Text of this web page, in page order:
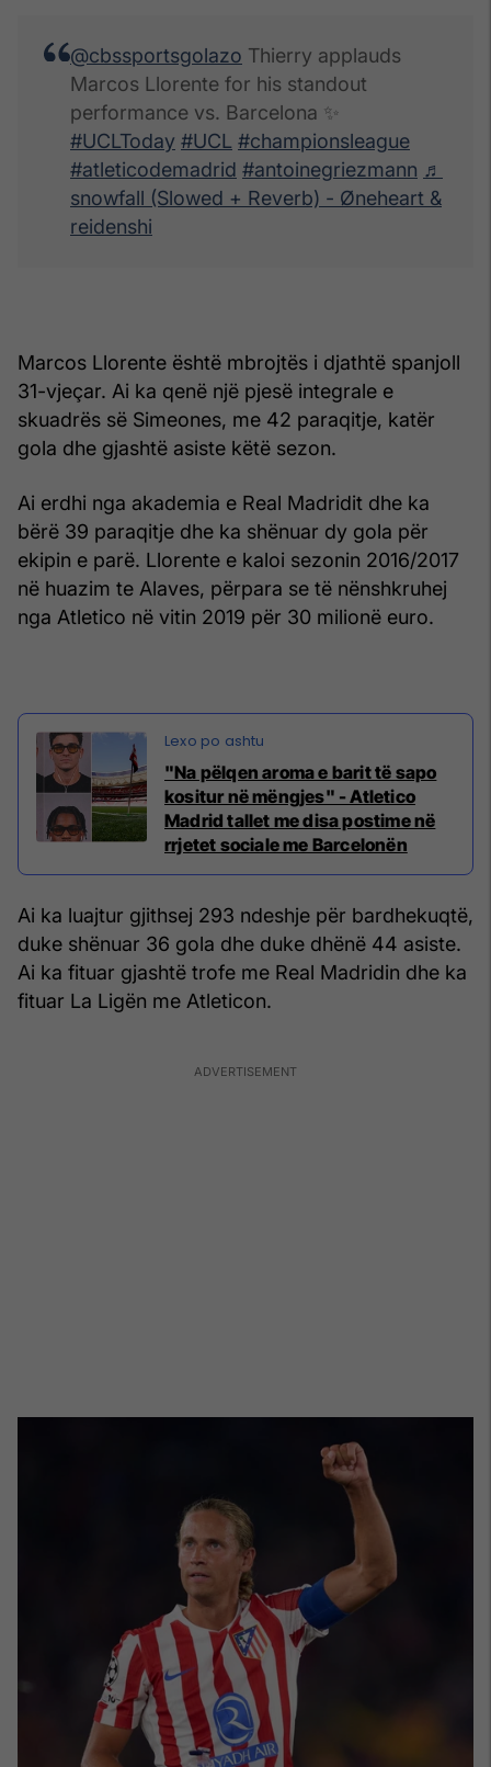
@cbssportsgolazo Thierry applauds
Marcos Llorente for his standout
performance vs. Barcelona ✨
#UCLToday #UCL #championsleague
#atleticodemadrid #antoinegriezmann ♬
snowfall (Slowed + Reverb) - Øneheart &
reidenshi
Marcos Llorente është mbrojtës i djathtë spanjoll
31-vjeçar. Ai ka qenë një pjesë integrale e
skuadrës së Simeones, me 42 paraqitje, katër
gola dhe gjashtë asiste këtë sezon.
Ai erdhi nga akademia e Real Madridit dhe ka
bërë 39 paraqitje dhe ka shënuar dy gola për
ekipin e parë. Llorente e kaloi sezonin 2016/2017
në huazim te Alaves, përpara se të nënshkruhej
nga Atletico në vitin 2019 për 30 milionë euro.
"Na pëlqen aroma e barit të sapo
kositur në mëngjes" - Atletico
Madrid tallet me disa postime në
rrjetet sociale me Barcelonën
Ai ka luajtur gjithsej 293 ndeshje për bardhekuqtë,
duke shënuar 36 gola dhe duke dhënë 44 asiste.
Ai ka fituar gjashtë trofe me Real Madridin dhe ka
fituar La Ligën me Atleticon.